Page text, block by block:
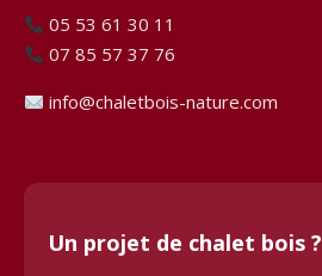
05 53 61 30 11
07 85 57 37 76
info@chaletbois-nature.com
Un projet de chalet bois ?